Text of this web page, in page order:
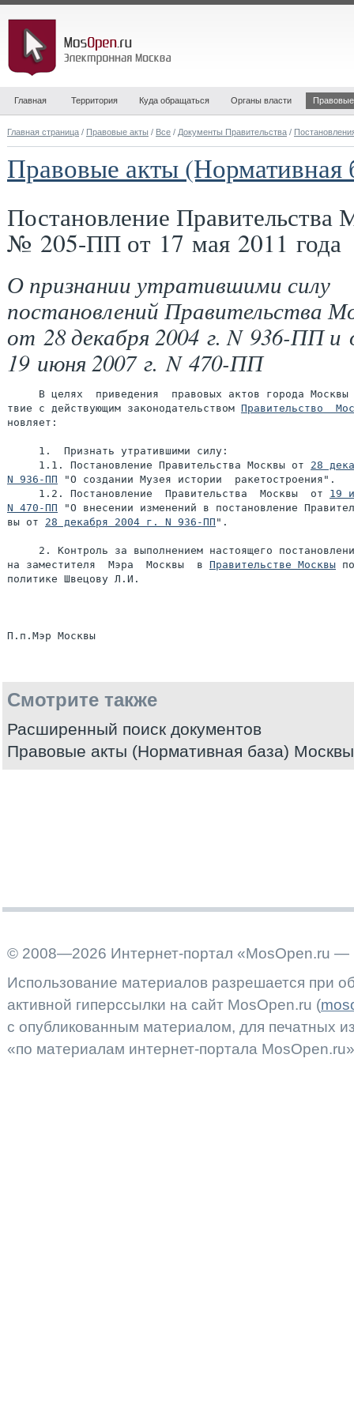
Главная Территория Куда обращаться Органы власти
Главная страница / Правовые акты / Все / Документы Правительства /
Правовые акты (Нормативная
Постановление Правительства
№ 205-ПП от 17 мая 2011 года
О признании утратившими силу
постановлений Правительства
от 28 декабря 2004 г. N 936-ПП и
19 июня 2007 г. N 470-ПП
В целях  приведения  правовых актов города Москвы
твие с действующим законодательством Правительство
новляет:
     1.  Признать утратившими силу:
     1.1. Постановление Правительства Москвы от
28
N 936-ПП "О создании Музея истории  ракетостроения".
     1.2. Постановление  Правительства  Москвы  от
19
N 470-ПП "О внесении изменений в постановление
вы от 28 декабря 2004 г. N 936-ПП ".
2. Контроль за выполнением настоящего
на заместителя  Мэра  Москвы  в Правительстве Москвы
политике Швецову Л.И.
Смотрите также
Расширенный поиск документов
Правовые акты (Нормативная база) Москвы
© 2008—2026 Интернет-портал «MosOpen.ru —
Использование материалов разрешается при
активной гиперссылки на сайт MosOpen.ru (
с опубликованным материалом, для печатных
«по материалам интернет-портала